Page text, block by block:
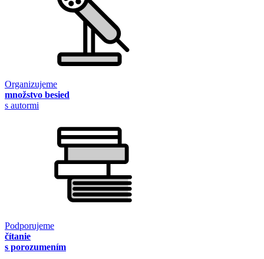
Organizujeme
množstvo besied
s autormi
Podporujeme
čítanie
s porozumením